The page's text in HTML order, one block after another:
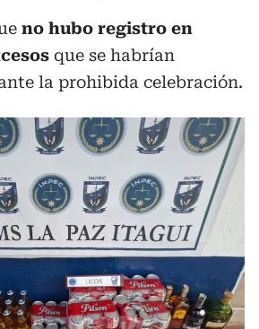
no hubo registro en
que se habrían
la prohibida celebración.